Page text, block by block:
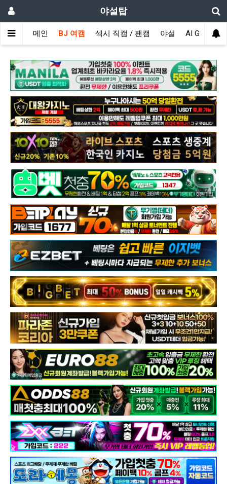
야설탑
메인 BJ 여캠 섹시 직캠 / 팬캠 야설 AI GIRL